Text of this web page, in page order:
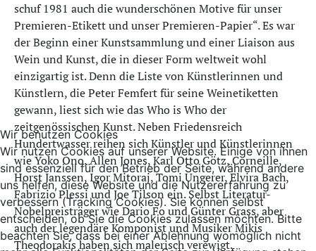
schuf 1981 auch die wunderschönen Motive für unser
Premieren-Etikett und unser Premieren-Papier“. Es war
der Beginn einer Kunstsammlung und einer Liaison aus
Wein und Kunst, die in dieser Form weltweit wohl
einzigartig ist. Denn die Liste von Künstlerinnen und
Künstlern, die Peter Femfert für seine Weinetiketten
gewann, liest sich wie das Who is Who der
zeitgenössischen Kunst. Neben Friedensreich
Hundertwasser reihen sich Künstler und Künstlerinnen
wie Yoko Ono, Allen Jones, Karl Otto Götz, Corneille,
Horst Janssen, Igor Mitoraj, Tomi Ungerer, Elvira Bach,
Fabrizio Plessi und Joe Tilson ein. Selbst Literatur-
Nobelpreisträger wie Dario Fo und Günter Grass, aber
auch der legendäre Komponist und Musiker Mikis
Theodorakis haben sich malerisch verewigt.
Wir benutzen Cookies
Wir nutzen Cookies auf unserer Website. Einige von ihnen
sind essenziell für den Betrieb der Seite, während andere
uns helfen, diese Website und die Nutzererfahrung zu
verbessern (Tracking Cookies). Sie können selbst
entscheiden, ob Sie die Cookies zulassen möchten. Bitte
beachten Sie, dass bei einer Ablehnung womöglich nicht